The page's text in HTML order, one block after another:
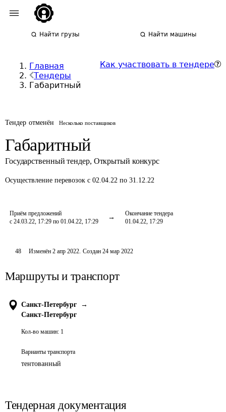
Найти грузы Найти машины
Главная
Тендеры
Габаритный
Как участвовать в тендере
Тендер отменён Несколько поставщиков
Габаритный
Государственный тендер, Открытый конкурс
Осуществление перевозок с 02.04.22 по 31.12.22
Приём предложений
с 24.03.22, 17:29 по 01.04.22, 17:29
Окончание тендера
01.04.22, 17:29
48 Изменён2 апр 2022. Создан 24 мар 2022
Маршруты и транспорт
Санкт-Петербург
→
Санкт-Петербург
Кол-во машин: 1
Варианты транспорта
тентованный
Тендерная документация